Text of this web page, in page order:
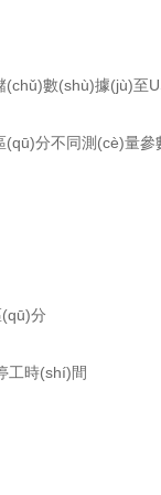
(chǔ)數(shù)據(jù)至
(qū)分不同測(cè)量
(qū)分
工時(shí)間